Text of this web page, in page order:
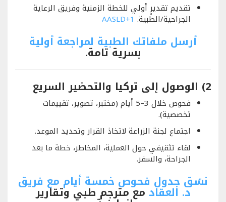
تقديم تقديرٍ أولي للخطة الزمنية وفريق الرعاية
الجراحية/الطبية. AASLD+1
أرسل ملفاتك الطبية لمراجعة أولية
بسرية تامة.
2) الوصول إلى تركيا والتحضير السريع
فحوص خلال 3–5 أيام (مختبر، تصوير، تقييمات
تخصصية).
اجتماع لجنة الزراعة لاتخاذ القرار وتحديد الموعد.
لقاء تثقيفي حول العملية، المخاطر، خطة ما بعد
الجراحة، والسفر.
نسّق جدول فحوص خمسة أيام مع فريق
د. العقاد مع مترجم طبي وتقارير